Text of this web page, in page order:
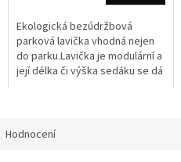
Ekologická bezúdržbová
parková lavička vhodná nejen
do parku.Lavička je modulární a
její délka či výška sedáku se dá
Hodnocení